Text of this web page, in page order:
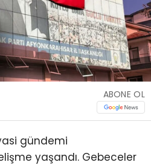
ABONE OL
gündemi
yaşandı. Gebeceler